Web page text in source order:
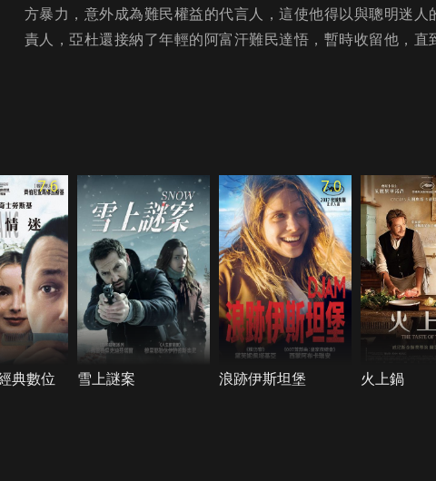
方暴力，意外成為難民權益的代言人，這使他得以與聰明迷
責人，亞杜還接納了年輕的阿富汗難民達悟，暫時收留他，直
7.6
典數位
雪上謎案
7.0
浪跡伊斯坦堡 火上鍋